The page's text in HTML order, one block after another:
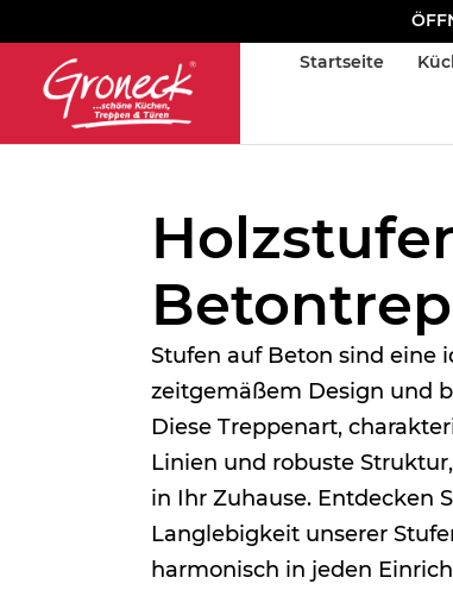
Startseite
Stufen auf Beton sind eine
zeitgemäßem Design und
Diese Treppenart,
Linien und robuste
in Ihr Zuhause. Entdecken
Langlebigkeit unserer
harmonisch in jeden